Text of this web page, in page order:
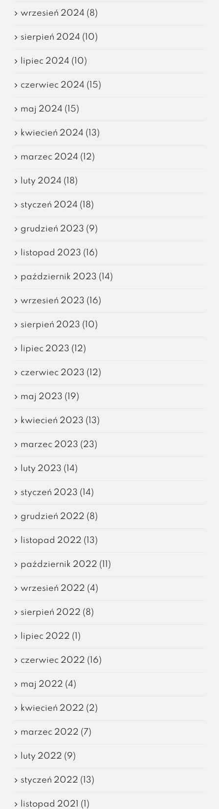
wrzesień 2024 (8)
sierpień 2024 (10)
lipiec 2024 (10)
czerwiec 2024 (15)
maj 2024 (15)
kwiecień 2024 (13)
marzec 2024 (12)
luty 2024 (18)
styczeń 2024 (18)
grudzień 2023 (9)
listopad 2023 (16)
październik 2023 (14)
wrzesień 2023 (16)
sierpień 2023 (10)
lipiec 2023 (12)
czerwiec 2023 (12)
maj 2023 (19)
kwiecień 2023 (13)
marzec 2023 (23)
luty 2023 (14)
styczeń 2023 (14)
grudzień 2022 (8)
listopad 2022 (13)
październik 2022 (11)
wrzesień 2022 (4)
sierpień 2022 (8)
lipiec 2022 (1)
czerwiec 2022 (16)
maj 2022 (4)
kwiecień 2022 (2)
marzec 2022 (7)
luty 2022 (9)
styczeń 2022 (13)
listopad 2021 (1)